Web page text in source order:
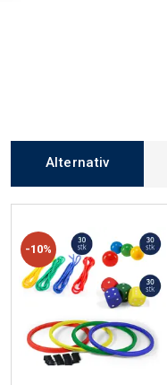
Alternativ
10%